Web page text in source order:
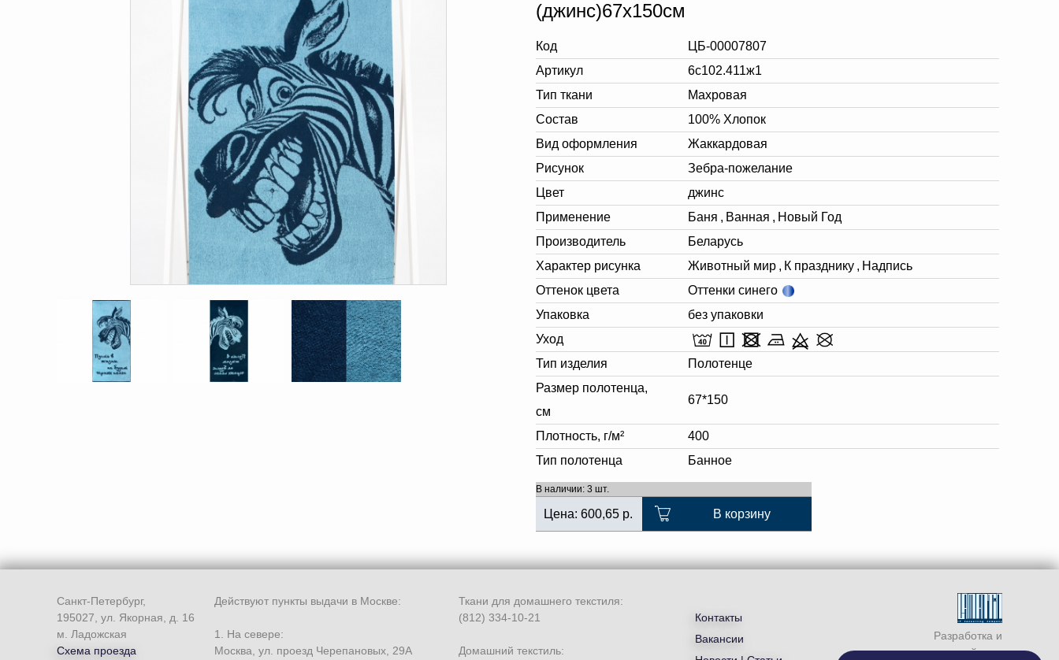
(джинс)67х150см
Код
ЦБ-00007807
Артикул
6с102.411ж1
Тип ткани
Махровая
Состав
100% Хлопок
Вид оформления
Жаккардовая
Рисунок
Зебра-пожелание
Цвет
джинс
Применение
Баня , Ванная , Новый Год
Производитель
Беларусь
Характер рисунка
Животный мир , К празднику , Надпись
Оттенок цвета
Оттенки синего
Упаковка
без упаковки
Уход
Тип изделия
Полотенце
Размер полотенца,
см
67*150
Плотность, г/м²
400
Тип полотенца
Банное
В наличии: 3 шт.
Цена: 600,65 р. В корзину
Разработка и
продвижение сайта —
Санкт-Петербург,
195027, ул. Якорная, д. 16
м. Ладожская
Схема проезда
Действуют пункты выдачи в Москве:
1. На севере:
Москва, ул. проезд Черепановых, 29А
Ткани для домашнего текстиля:
(812) 334-10-21
Домашний текстиль:
Контакты
Вакансии